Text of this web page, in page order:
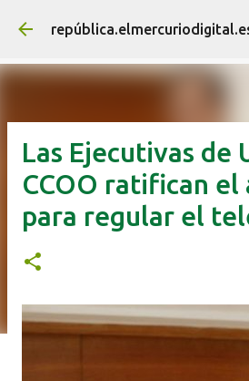
Ir
Las Ejecutivas de
CCOO ratifican el
para regular el